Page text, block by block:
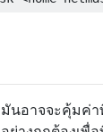
มันอาจจะคุ้มค่า